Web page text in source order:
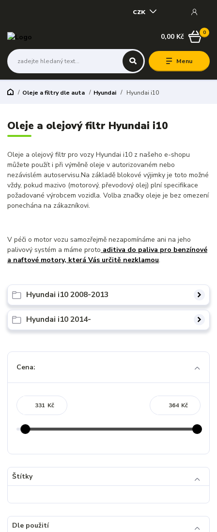
Menu
CZK
0
0,00 Kč
Oleje a filtry dle auta Hyundai Hyundai i10
Oleje a olejový filtr Hyundai i10
Oleje a olejový filtr pro vozy Hyundai i10 z našeho e-shopu
můžete použít i při výměně oleje v autorizovaném nebo
nezávislém autoservisu.Na základě blokové výjimky je toto možné
vždy, pokud mazivo (motorový, převodový olej) plní specifikace
požadované výrobcem vozidla. Volba značky oleje je bez omezení
ponechána na zákazníkovi.
V péči o motor vozu samozřejmě nezapomínáme ani na jeho
palivový systém a máme proto aditiva do paliva pro benzínové
a naftové motory, která Vás určitě nezklamou.
Hyundai i10 2008-2013
Hyundai i10 2014-
Cena:
Kč Kč
Štítky
Dle použití